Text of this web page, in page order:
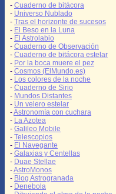
- Cuaderno de bitácora
- Universo Nublado
- Tras el horizonte de sucesos
- El Beso en la Luna
- El Astrolabio
- Cuaderno de Observación
- Cuaderno de bitácora estelar
- Por la boca muere el pez
- Cosmos (ElMundo.es)
- Los colores de la noche
- Cuaderno de Sirio
- Mundos Distantes
- Un velero estelar
-Astronomía con cuchara
- La Azotea
- Galileo Mobile
- Telescopios
- El Navegante
- Galaxias y Centellas
- Duae Stellae
-AstroMonos
- Blog Astrogranada
- Denebola